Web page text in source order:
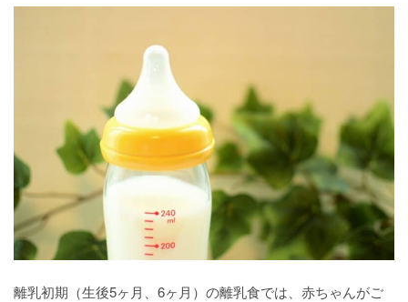
離乳初期（生後5ヶ月、6ヶ月）の離乳食では、赤ちゃんがご